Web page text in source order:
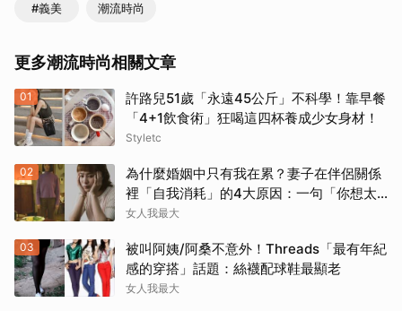
#義美 潮流時尚
更多潮流時尚相關文章
01
許路兒51歲「永遠45公斤」不科學！靠早餐
「4+1飲食術」狂喝這四杯養成少女身材！
Styletc
02
為什麼婚姻中只有我在累？妻子在伴侶關係
裡「自我消耗」的4大原因：一句「你想太
多」讓人無奈
女人我最大
03
被叫阿姨/阿桑不意外！Threads「最有年紀
感的穿搭」話題：絲襪配球鞋最顯老
女人我最大